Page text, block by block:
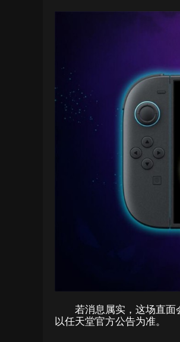
若消息属实，这场直
以任天堂官方公告为准。